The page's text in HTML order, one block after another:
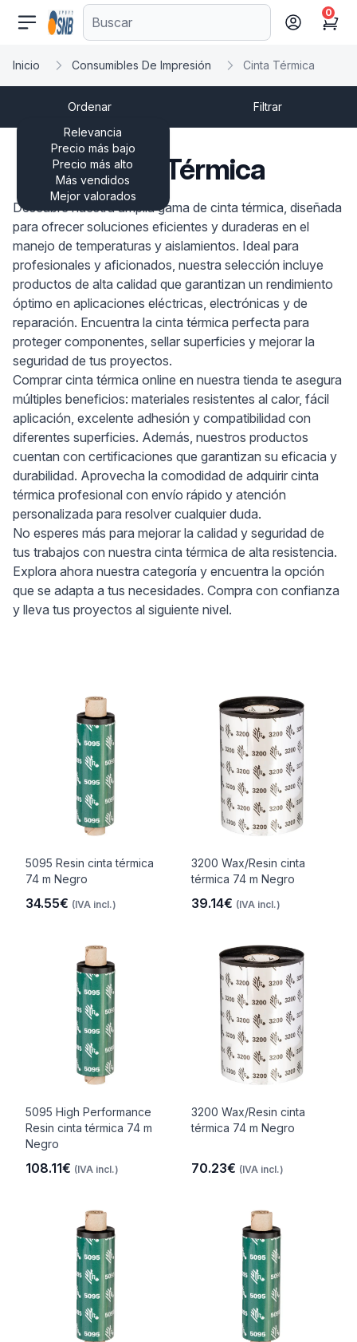
comercioseguro.es
Cart
0
Inicio Consumibles De Impresión Cinta Térmica
Ordenar
Relevancia
Precio más bajo
Precio más alto
Más vendidos
Mejor valorados
Filtrar
Cinta Térmica
Descubre nuestra amplia gama de cinta térmica, diseñada
para ofrecer soluciones eficientes y duraderas en el
manejo de temperaturas y aislamientos. Ideal para
profesionales y aficionados, nuestra selección incluye
productos de alta calidad que garantizan un rendimiento
óptimo en aplicaciones eléctricas, electrónicas y de
reparación. Encuentra la cinta térmica perfecta para
proteger componentes, sellar superficies y mejorar la
seguridad de tus proyectos.
Comprar cinta térmica online en nuestra tienda te asegura
múltiples beneficios: materiales resistentes al calor, fácil
aplicación, excelente adhesión y compatibilidad con
diferentes superficies. Además, nuestros productos
cuentan con certificaciones que garantizan su eficacia y
durabilidad. Aprovecha la comodidad de adquirir cinta
térmica profesional con envío rápido y atención
personalizada para resolver cualquier duda.
No esperes más para mejorar la calidad y seguridad de
tus trabajos con nuestra cinta térmica de alta resistencia.
Explora ahora nuestra categoría y encuentra la opción
que se adapta a tus necesidades. Compra con confianza
y lleva tus proyectos al siguiente nivel.
5095 Resin cinta térmica
74 m Negro
34.55€ (IVA incl.)
3200 Wax/Resin cinta
térmica 74 m Negro
39.14€ (IVA incl.)
5095 High Performance
Resin cinta térmica 74 m
Negro
108.11€ (IVA incl.)
3200 Wax/Resin cinta
térmica 74 m Negro
70.23€ (IVA incl.)